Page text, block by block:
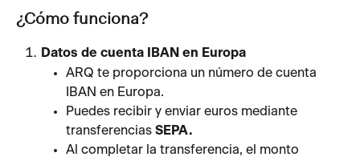
¿Cómo funciona?
Datos de cuenta IBAN en Europa
ARQ te proporciona un número de cuenta
IBAN en Europa.
Puedes recibir y enviar euros mediante
transferencias SEPA.
Al completar la transferencia, el monto